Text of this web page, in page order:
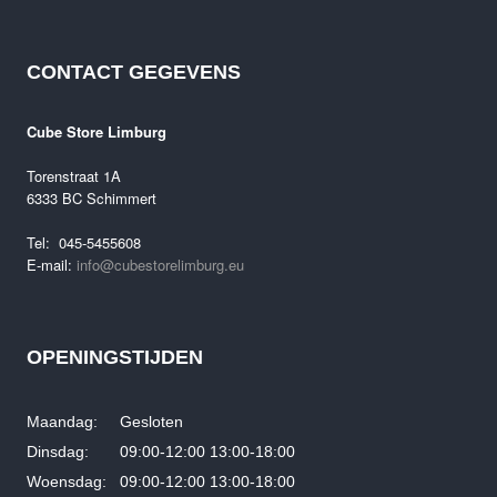
CONTACT GEGEVENS
Cube Store Limburg
Torenstraat 1A
6333 BC Schimmert
Tel: 045-5455608
E-mail: info@cubestorelimburg.eu
OPENINGSTIJDEN
Maandag: Gesloten
Dinsdag: 09:00-12:00 13:00-18:00
Woensdag: 09:00-12:00 13:00-18:00